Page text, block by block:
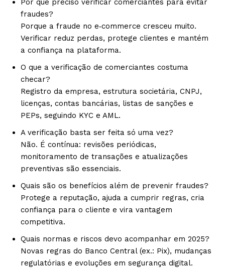
Por que preciso verificar comerciantes para evitar
fraudes?
Porque a fraude no e‑commerce cresceu muito.
Verificar reduz perdas, protege clientes e mantém
a confiança na plataforma.
O que a verificação de comerciantes costuma
checar?
Registro da empresa, estrutura societária, CNPJ,
licenças, contas bancárias, listas de sanções e
PEPs, seguindo KYC e AML.
A verificação basta ser feita só uma vez?
Não. É contínua: revisões periódicas,
monitoramento de transações e atualizações
preventivas são essenciais.
Quais são os benefícios além de prevenir fraudes?
Protege a reputação, ajuda a cumprir regras, cria
confiança para o cliente e vira vantagem
competitiva.
Quais normas e riscos devo acompanhar em 2025?
Novas regras do Banco Central (ex.: Pix), mudanças
regulatórias e evoluções em segurança digital.